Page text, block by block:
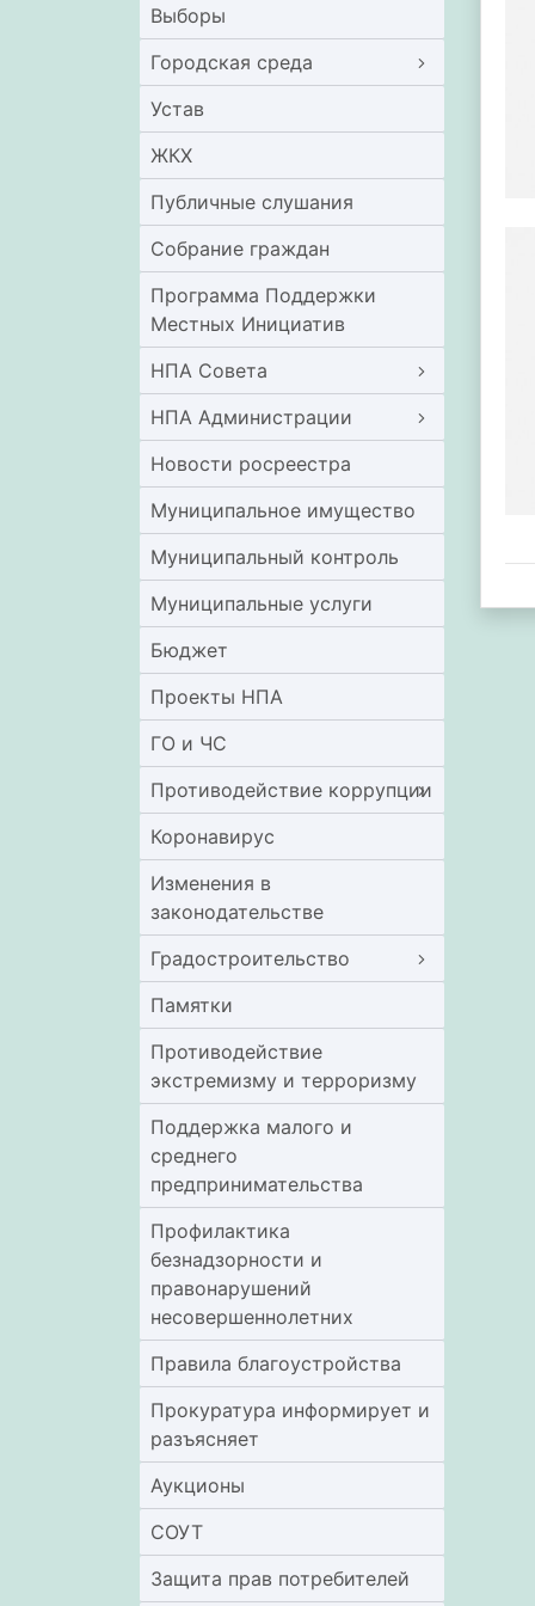
Выборы
Городская среда
Устав
ЖКХ
Публичные слушания
Собрание граждан
Программа Поддержки
Местных Инициатив
НПА Совета
НПА Администрации
Новости росреестра
Муниципальное имущество
Муниципальный контроль
Муниципальные услуги
Бюджет
Проекты НПА
ГО и ЧС
Противодействие коррупции
Коронавирус
Изменения в
законодательстве
Градостроительство
Памятки
Противодействие
экстремизму и терроризму
Поддержка малого и
среднего
предпринимательства
Профилактика
безнадзорности и
правонарушений
несовершеннолетних
Правила благоустройства
Прокуратура информирует и
разъясняет
Аукционы
СОУТ
Защита прав потребителей